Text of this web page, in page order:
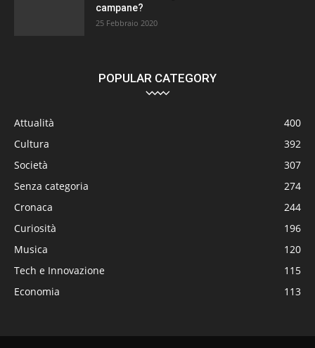
campane?
25 Febbraio 2020
POPULAR CATEGORY
Attualità
400
Cultura
392
Società
307
Senza categoria
274
Cronaca
244
Curiosità
196
Musica
120
Tech e Innovazione
115
Economia
113